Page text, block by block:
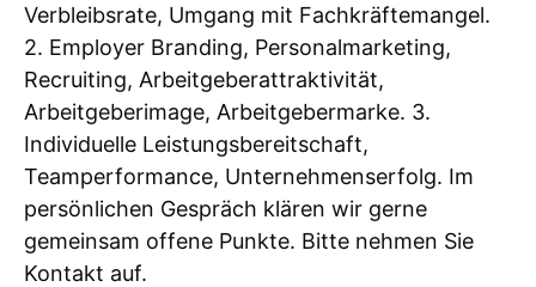
Verbleibsrate, Umgang mit Fachkräftemangel.
2. Employer Branding, Personalmarketing,
Recruiting, Arbeitgeberattraktivität,
Arbeitgeberimage, Arbeitgebermarke. 3.
Individuelle Leistungsbereitschaft,
Teamperformance, Unternehmenserfolg. Im
persönlichen Gespräch klären wir gerne
gemeinsam offene Punkte. Bitte nehmen Sie
Kontakt auf.